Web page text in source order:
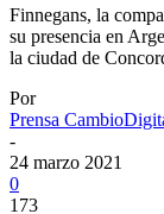
Finnegans, la
su presencia en
la ciudad de
Por
Prensa
-
24 marzo 2021
0
173